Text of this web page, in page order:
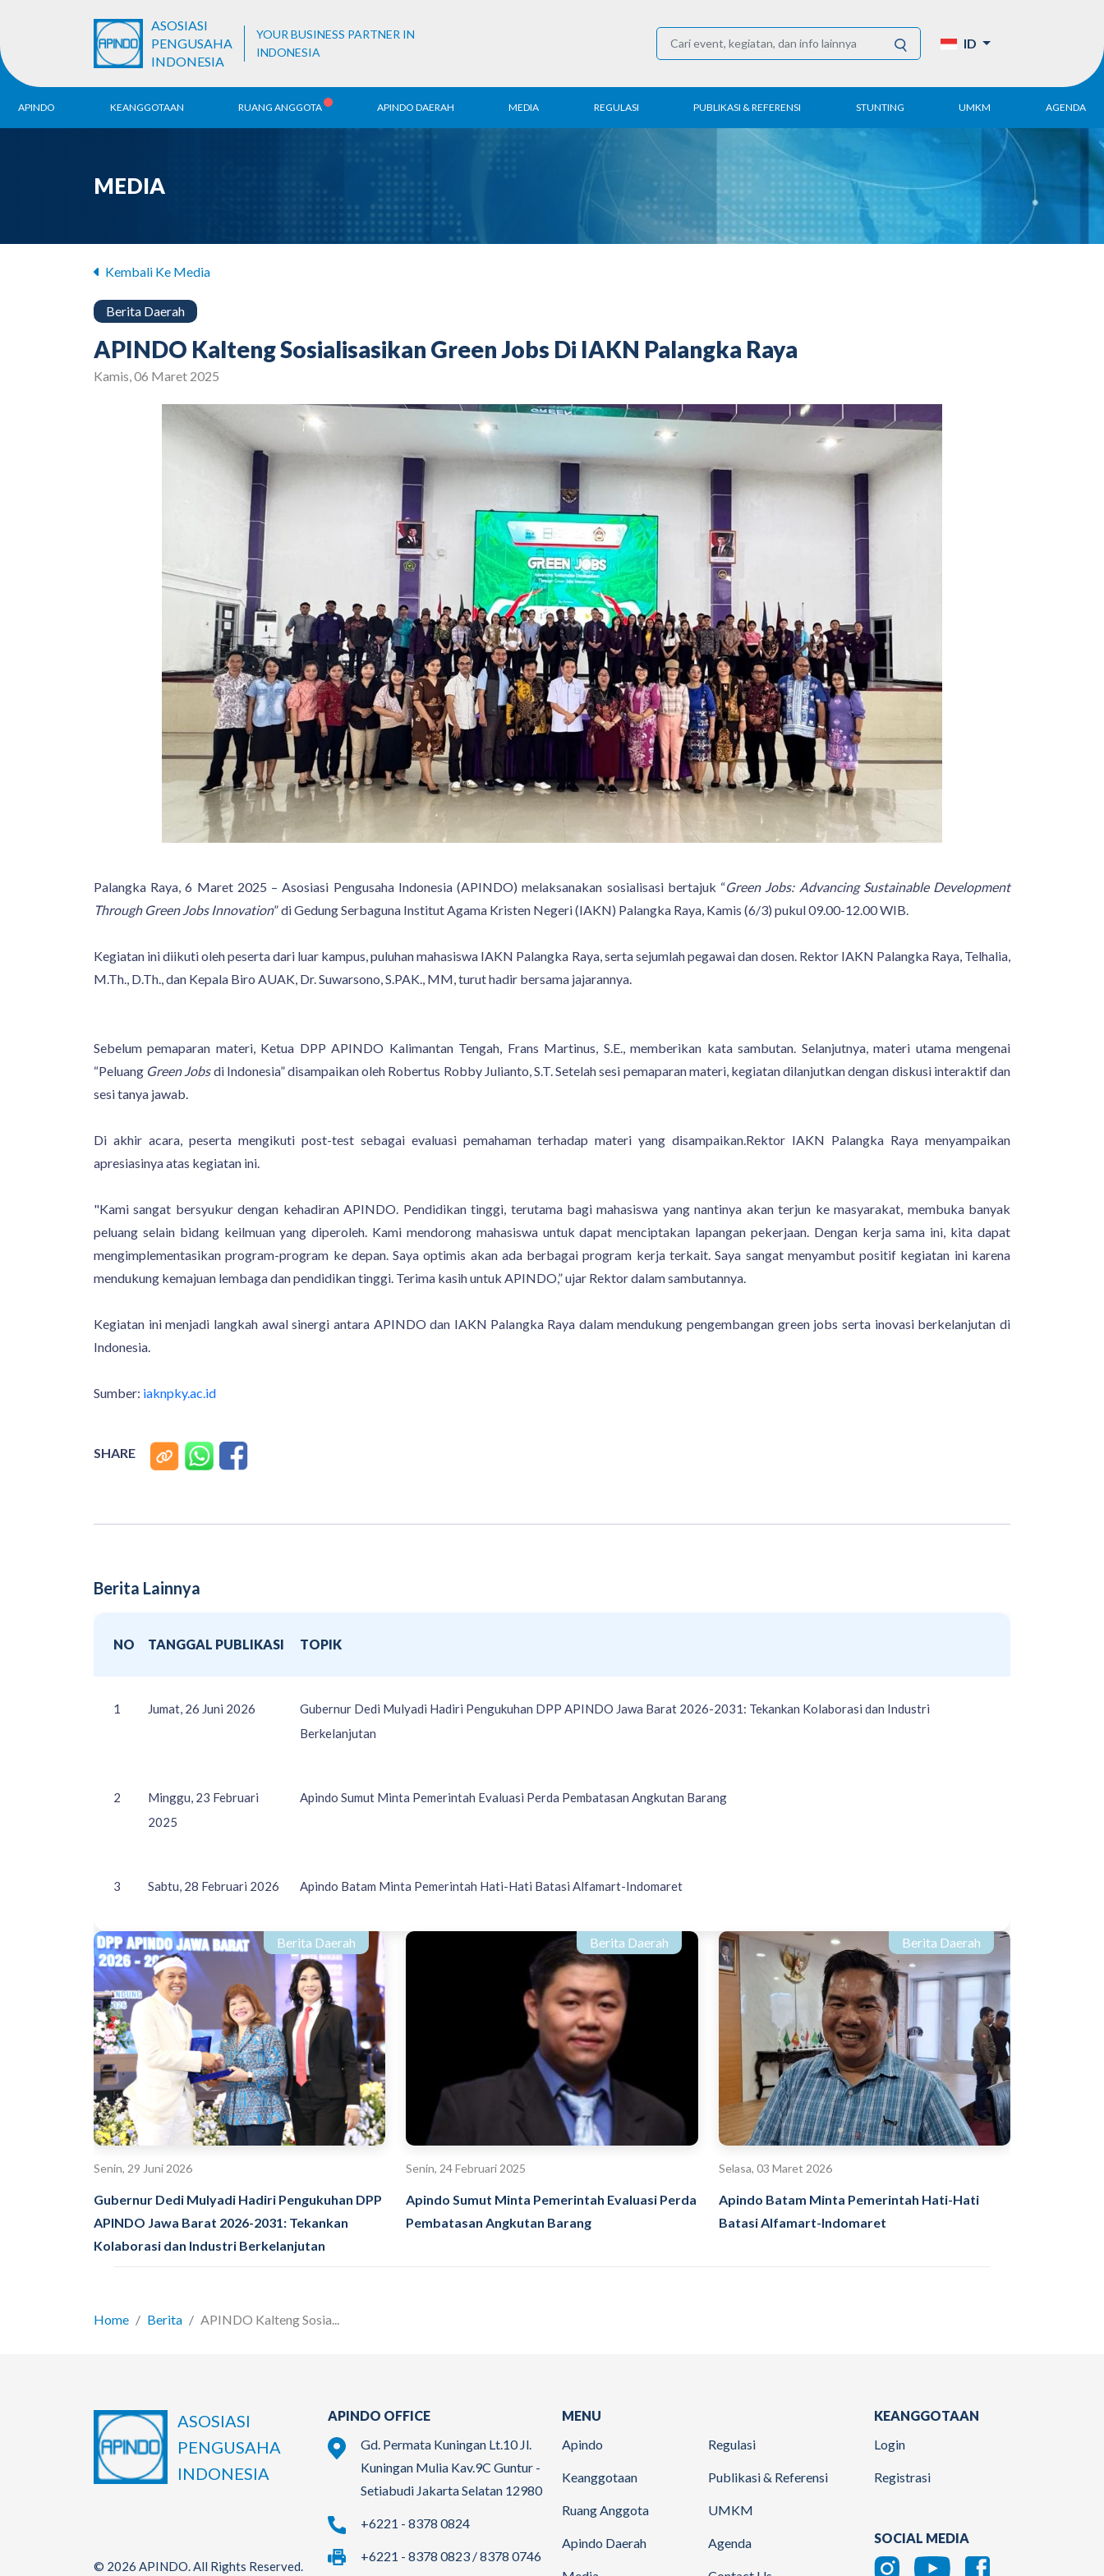
ASOSIASI
PENGUSAHA
INDONESIA
YOUR BUSINESS PARTNER IN
INDONESIA
ID
APINDO KEANGGOTAAN RUANG ANGGOTA APINDO DAERAH MEDIA REGULASI PUBLIKASI & REFERENSI
Buletin Elektronik
STUNTING UMKM
UMKM DPN Apindo
APINDO UMKM
Kegiatan
DPN/DPP/DPK
AGENDA
MEDIA
Kembali Ke Media
Berita Daerah
APINDO Kalteng Sosialisasikan Green Jobs Di IAKN Palangka Raya
Kamis, 06 Maret 2025
Palangka Raya, 6 Maret 2025 – Asosiasi Pengusaha Indonesia (APINDO) melaksanakan sosialisasi bertajuk “Green Jobs: Advancing Sustainable Development
Through Green Jobs Innovation” di Gedung Serbaguna Institut Agama Kristen Negeri (IAKN) Palangka Raya, Kamis (6/3) pukul 09.00-12.00 WIB.
Kegiatan ini diikuti oleh peserta dari luar kampus, puluhan mahasiswa IAKN Palangka Raya, serta sejumlah pegawai dan dosen. Rektor IAKN Palangka Raya, Telhalia,
M.Th., D.Th., dan Kepala Biro AUAK, Dr. Suwarsono, S.PAK., MM, turut hadir bersama jajarannya.
Sebelum pemaparan materi, Ketua DPP APINDO Kalimantan Tengah, Frans Martinus, S.E., memberikan kata sambutan. Selanjutnya, materi utama mengenai
“Peluang Green Jobsdi Indonesia” disampaikan oleh Robertus Robby Julianto, S.T. Setelah sesi pemaparan materi, kegiatan dilanjutkan dengan diskusi interaktif dan
sesi tanya jawab.
Di akhir acara, peserta mengikuti post-test sebagai evaluasi pemahaman terhadap materi yang disampaikan.Rektor IAKN Palangka Raya menyampaikan
apresiasinya atas kegiatan ini.
"Kami sangat bersyukur dengan kehadiran APINDO. Pendidikan tinggi, terutama bagi mahasiswa yang nantinya akan terjun ke masyarakat, membuka banyak
peluang selain bidang keilmuan yang diperoleh. Kami mendorong mahasiswa untuk dapat menciptakan lapangan pekerjaan. Dengan kerja sama ini, kita dapat
mengimplementasikan program-program ke depan. Saya optimis akan ada berbagai program kerja terkait. Saya sangat menyambut positif kegiatan ini karena
mendukung kemajuan lembaga dan pendidikan tinggi. Terima kasih untuk APINDO,” ujar Rektor dalam sambutannya.
Kegiatan ini menjadi langkah awal sinergi antara APINDO dan IAKN Palangka Raya dalam mendukung pengembangan green jobs serta inovasi berkelanjutan di
Indonesia.
Sumber: iaknpky.ac.id
SHARE
Berita Lainnya
NO TANGGAL PUBLIKASI TOPIK
1 Jumat, 26 Juni 2026
Gubernur Dedi Mulyadi Hadiri Pengukuhan DPP APINDO Jawa Barat 2026-2031: Tekankan Kolaborasi dan Industri
Berkelanjutan
2
Minggu, 23 Februari
2025
Apindo Sumut Minta Pemerintah Evaluasi Perda Pembatasan Angkutan Barang
3 Sabtu, 28 Februari 2026 Apindo Batam Minta Pemerintah Hati-Hati Batasi Alfamart-Indomaret
Berita Daerah
Senin, 29 Juni 2026
Gubernur Dedi Mulyadi Hadiri Pengukuhan DPP
APINDO Jawa Barat 2026-2031: Tekankan
Kolaborasi dan Industri Berkelanjutan
Berita Daerah
Senin, 24 Februari 2025
Apindo Sumut Minta Pemerintah Evaluasi Perda
Pembatasan Angkutan Barang
Berita Daerah
Selasa, 03 Maret 2026
Apindo Batam Minta Pemerintah Hati-Hati
Batasi Alfamart-Indomaret
Home Berita APINDO Kalteng Sosia...
ASOSIASI
PENGUSAHA
INDONESIA
© 2026 APINDO. All Rights Reserved.
APINDO OFFICE
Gd. Permata Kuningan Lt.10 Jl.
Kuningan Mulia Kav.9C Guntur -
Setiabudi Jakarta Selatan 12980
+6221 - 8378 0824
+6221 - 8378 0823 / 8378 0746
MENU
Apindo
Keanggotaan
Ruang Anggota
Apindo Daerah
Regulasi
Publikasi & Referensi
UMKM
Agenda
KEANGGOTAAN
Login
Registrasi
SOCIAL MEDIA